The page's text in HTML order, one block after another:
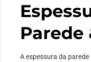
Parede
A espessura da